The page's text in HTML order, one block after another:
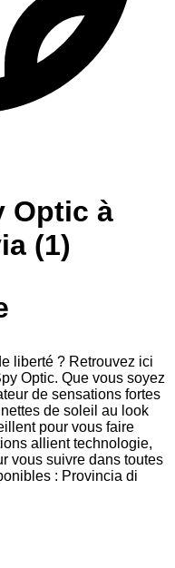
Optic à
(1)
liberté ? Retrouvez ici
Optic. Que vous soyez
de sensations fortes
de soleil au look
pour vous faire
allient technologie,
vous suivre dans toutes
: Provincia di